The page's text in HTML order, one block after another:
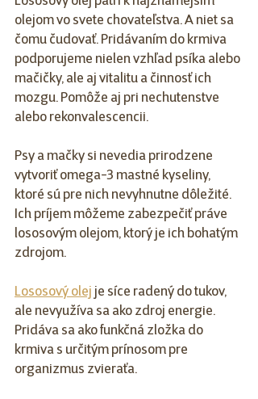
olejom vo svete chovateľstva. A niet sa
čomu čudovať. Pridávaním do krmiva
podporujeme nielen vzhľad psíka alebo
mačičky, ale aj vitalitu a činnosť ich
mozgu. Pomôže aj pri nechutenstve
alebo rekonvalescencii.
Psy a mačky si nevedia prirodzene
vytvoriť omega-3 mastné kyseliny,
ktoré sú pre nich nevyhnutne dôležité.
Ich príjem môžeme zabezpečiť práve
lososovým olejom, ktorý je ich bohatým
zdrojom.
Lososový olej je síce radený do tukov,
ale nevyužíva sa ako zdroj energie.
Pridáva sa ako funkčná zložka do
krmiva s určitým prínosom pre
organizmus zvieraťa.